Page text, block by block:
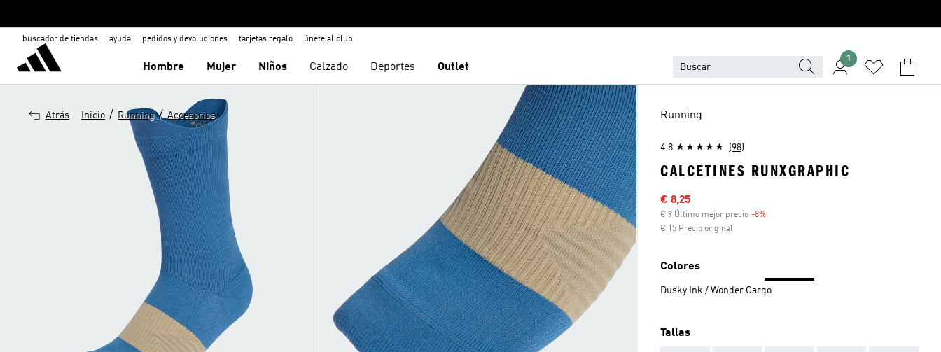
buscador de tiendas ayuda pedidos y devoluciones tarjetas regalo únete al club
Hombre Mujer Niños Calzado Deportes Outlet
1
Atrás Inicio / Running / Accesorios Running
4.8 (98)
CALCETINES RUNXGRAPHIC
Precio rebajado
€ 8,25
€ 9 Último mejor precio -8%
€ 15 Precio original
Colores
Dusky Ink / Wonder Cargo
Tallas